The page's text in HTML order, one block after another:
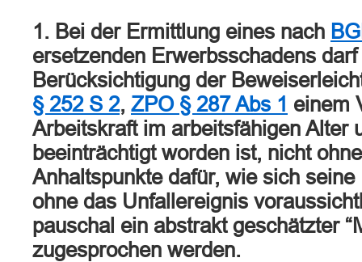
1. Bei der Ermittlung eines nach
ersetzenden Erwerbsschadens
Berücksichtigung der
§ 252 S 2, ZPO § 287 Abs 1 einem
Arbeitskraft im arbeitsfähigen Alter
beeinträchtigt worden ist, nicht
Anhaltspunkte dafür, wie sich
ohne das Unfallereignis
pauschal ein abstrakt geschätzter
zugesprochen werden.